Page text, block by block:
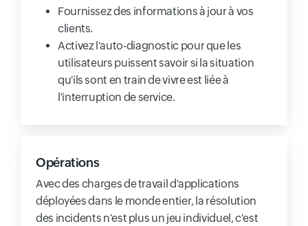
Fournissez des informations à jour à vos
clients.
Activez l'auto-diagnostic pour que les
utilisateurs puissent savoir si la situation
qu'ils sont en train de vivre est liée à
l'interruption de service.
Opérations
Avec des charges de travail d'applications
déployées dans le monde entier, la résolution
des incidents n'est plus un jeu individuel, c'est